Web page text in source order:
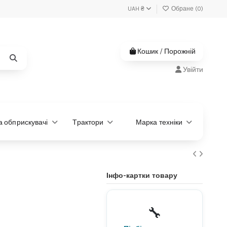
UAH ₴ Обране (0)
Кошик / Порожній
Увійти
обприскувачі Трактори Марка техніки
Інфо-картки товару
🔧
потрібна?
Підберемо за моделлю або